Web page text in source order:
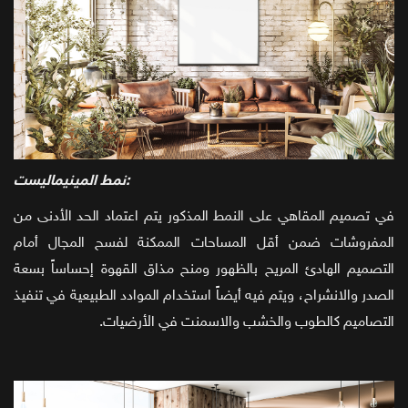
نمط المينيماليست:
في تصميم المقاهي على النمط المذكور يتم اعتماد الحد الأدنى من
المفروشات ضمن أقل المساحات الممكنة لفسح المجال أمام
التصميم الهادئ المريح بالظهور ومنح مذاق القهوة إحساساً بسعة
الصدر والانشراح، ويتم فيه أيضاً استخدام الموادد الطبيعية في تنفيذ
التصاميم كالطوب والخشب والاسمنت في الأرضيات.